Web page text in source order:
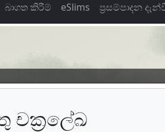
බාගත කිරීම් eSlims ප්‍රසම්පාදන
චක්‍රලේඛ